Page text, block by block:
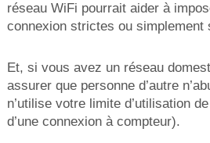
réseau WiFi pourrait aider à
connexion strictes ou simplement
Et, si vous avez un réseau
assurer que personne d’autre
n’utilise votre limite d’utilisation
d’une connexion à compteur).